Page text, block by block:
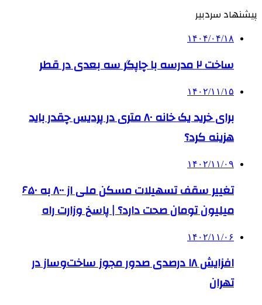
پیشنهاد سردبیر
۱۴۰۴/۰۴/۱۸
ساخت ۲ مدرسه با چاپگر سه بعدی در قطر
۱۴۰۲/۱۱/۱۵
برای خرید یک خانه ۸۰ متری در پردیس چقدر باید
هزینه کرد؟
۱۴۰۲/۱۱/۰۹
تغییر سقف تسهیلات مسکن ملی از ۸۰۰ به ۶۵۰
میلیون تومان صحت دارد؟ | پاسخ وزارت راه
۱۴۰۲/۱۱/۰۶
افزایش ۱۸ درصدی صدور مجوز ساخت‌وساز در
تهران